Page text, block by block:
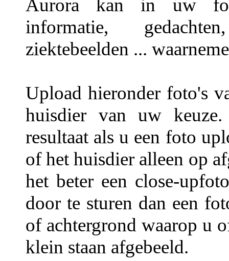
Aurora kan in uw
informatie,
ziektebeelden ...
Upload hieronder foto's
huisdier van uw
resultaat als u een foto
of het huisdier alleen op
het beter een close-
door te sturen dan een
of achtergrond waarop u
klein staan afgebeeld.